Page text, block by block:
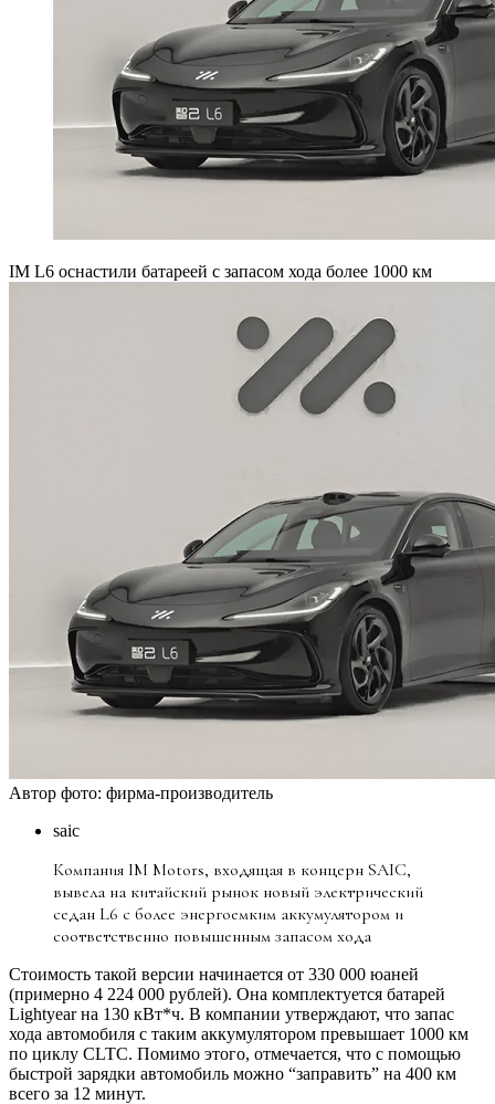
IM L6 оснастили батареей с запасом хода более 1000 км
Автор фото: фирма-производитель
saic
Компания IM Motors, входящая в концерн SAIC,
вывела на китайский рынок новый электрический
седан L6 с более энергоемким аккумулятором и
соответственно повышенным запасом хода
Стоимость такой версии начинается от 330 000 юаней
(примерно 4 224 000 рублей). Она комплектуется батарей
Lightyear на 130 кВт*ч. В компании утверждают, что запас
хода автомобиля с таким аккумулятором превышает 1000 км
по циклу CLTC. Помимо этого, отмечается, что с помощью
быстрой зарядки автомобиль можно “заправить” на 400 км
всего за 12 минут.